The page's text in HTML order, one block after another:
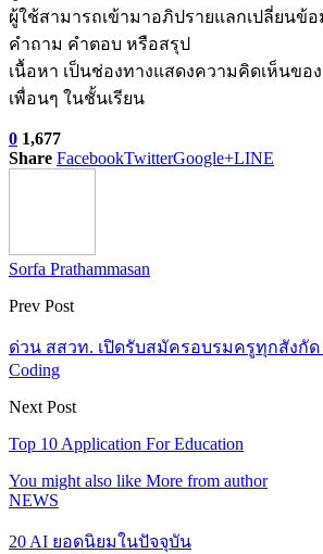
ผู้ใช้สามารถเข้ามาอภิปรายแลกเปลี่ยนข้
คำถาม คำตอบ หรือสรุป
เนื้อหา เป็นช่องทางแสดงความคิดเห็นขอ
เพื่อนๆ ในชั้นเรียน
0 1,677
Share FacebookTwitterGoogle+LINE
Sorfa Prathammasan
Prev Post
ด่วน สสวท. เปิดรับสมัครอบรมครูทุกสังกัด
Coding
Next Post
Top 10 Application For Education
You might also like More from author
NEWS
20 AI ยอดนิยมในปัจจุบัน